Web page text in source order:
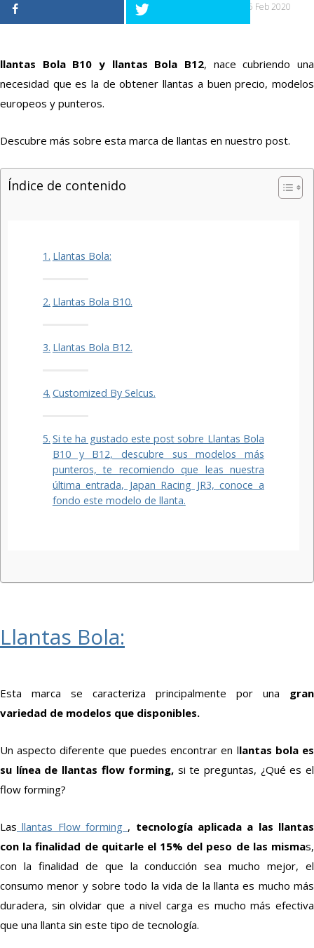
25 Feb 2020
llantas Bola B10 y llantas Bola B12, nace cubriendo una
necesidad que es la de obtener llantas a buen precio, modelos
europeos y punteros.
Descubre más sobre esta marca de llantas en nuestro post.
Índice de contenido
Llantas Bola:
Llantas Bola B10.
Llantas Bola B12.
Customized By Selcus.
Si te ha gustado este post sobre Llantas Bola
B10 y B12, descubre sus modelos más
punteros, te recomiendo que leas nuestra
última entrada, Japan Racing JR3, conoce a
fondo este modelo de llanta.
Llantas Bola:
Esta marca se caracteriza principalmente por una gran
variedad de modelos que disponibles.
Un aspecto diferente que puedes encontrar en llantas bola es
su línea de llantas flow forming, si te preguntas, ¿Qué es el
flow forming?
Las llantas Flow forming , tecnología aplicada a las llantas
con la finalidad de quitarle el 15% del peso de las mismas,
con la finalidad de que la conducción sea mucho mejor, el
consumo menor y sobre todo la vida de la llanta es mucho más
duradera, sin olvidar que a nivel carga es mucho más efectiva
que una llanta sin este tipo de tecnología.